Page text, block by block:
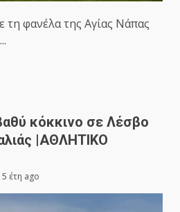
φανέλα της Αγίας Νάπας
κόκκινο σε Λέσβο
|ΑΘΛΗΤΙΚΟ
5 έτη ago